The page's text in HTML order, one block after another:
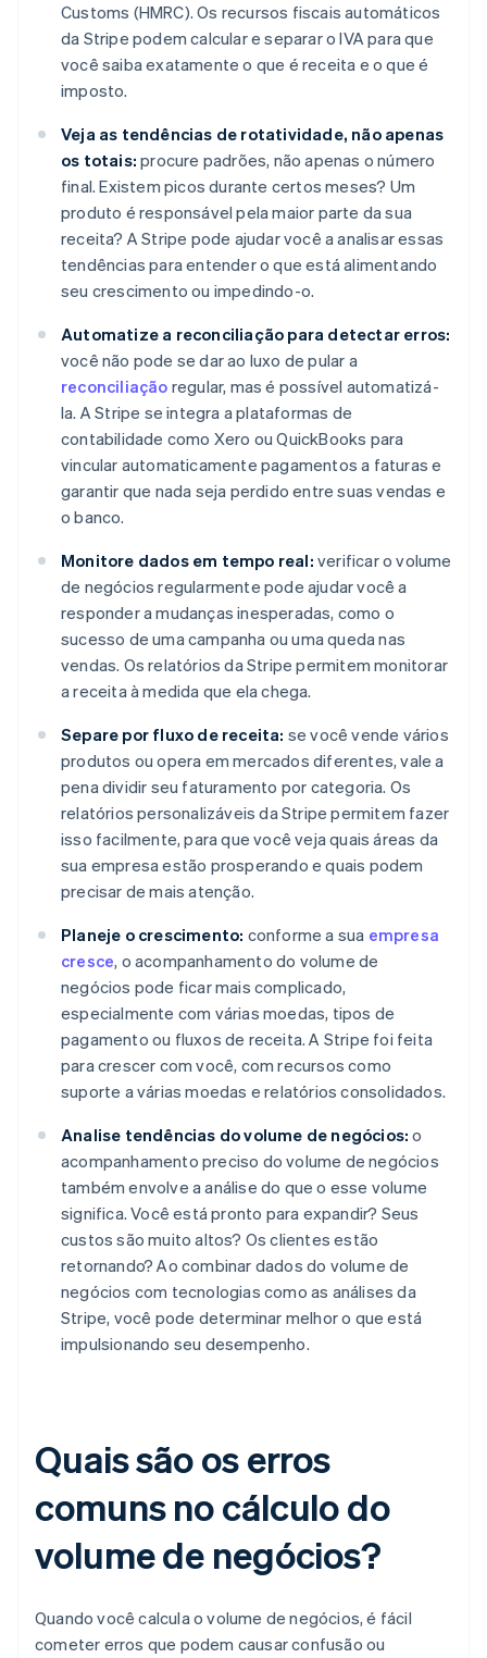
Customs (HMRC). Os recursos fiscais automáticos
da Stripe podem calcular e separar o IVA para que
você saiba exatamente o que é receita e o que é
imposto.
Veja as tendências de rotatividade, não apenas
os totais: procure padrões, não apenas o número
final. Existem picos durante certos meses? Um
produto é responsável pela maior parte da sua
receita? A Stripe pode ajudar você a analisar essas
tendências para entender o que está alimentando
seu crescimento ou impedindo-o.
Automatize a reconciliação para detectar erros:
você não pode se dar ao luxo de pular a
reconciliação regular, mas é possível automatizá-
la. A Stripe se integra a plataformas de
contabilidade como Xero ou QuickBooks para
vincular automaticamente pagamentos a faturas e
garantir que nada seja perdido entre suas vendas e
o banco.
Monitore dados em tempo real: verificar o volume
de negócios regularmente pode ajudar você a
responder a mudanças inesperadas, como o
sucesso de uma campanha ou uma queda nas
vendas. Os relatórios da Stripe permitem monitorar
a receita à medida que ela chega.
Separe por fluxo de receita: se você vende vários
produtos ou opera em mercados diferentes, vale a
pena dividir seu faturamento por categoria. Os
relatórios personalizáveis da Stripe permitem fazer
isso facilmente, para que você veja quais áreas da
sua empresa estão prosperando e quais podem
precisar de mais atenção.
Planeje o crescimento: conforme a sua empresa
cresce, o acompanhamento do volume de
negócios pode ficar mais complicado,
especialmente com várias moedas, tipos de
pagamento ou fluxos de receita. A Stripe foi feita
para crescer com você, com recursos como
suporte a várias moedas e relatórios consolidados.
Analise tendências do volume de negócios: o
acompanhamento preciso do volume de negócios
também envolve a análise do que o esse volume
significa. Você está pronto para expandir? Seus
custos são muito altos? Os clientes estão
retornando? Ao combinar dados do volume de
negócios com tecnologias como as análises da
Stripe, você pode determinar melhor o que está
impulsionando seu desempenho.
Quais são os erros
comuns no cálculo do
volume de negócios?
Quando você calcula o volume de negócios, é fácil
cometer erros que podem causar confusão ou